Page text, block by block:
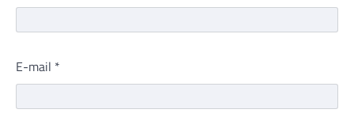
E-mail *